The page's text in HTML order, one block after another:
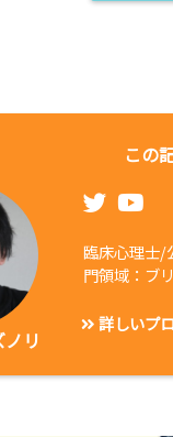
この
リ
臨床心理士/
門領域：ブ
詳しいプ